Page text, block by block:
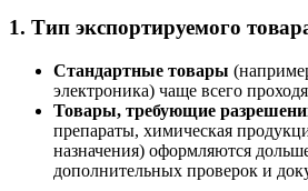
1. Тип экспортируемого
Стандартные товары
электроника) чаще всего
Товары, требующие
препараты, химическая
назначения) оформляются
дополнительных проверок и